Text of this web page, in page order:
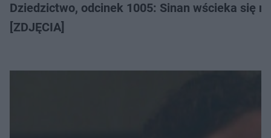
Dziedzictwo, odcinek 1005: Sinan wścieka się
[ZDJĘCIA]